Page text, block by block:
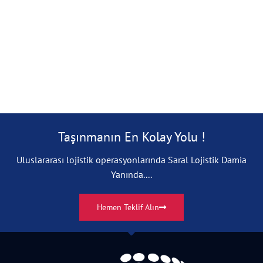
Taşınmanın En Kolay Yolu !
Uluslararası lojistik operasyonlarında Saral Lojistik Damia
Yanında....
Hemen Teklif Alın